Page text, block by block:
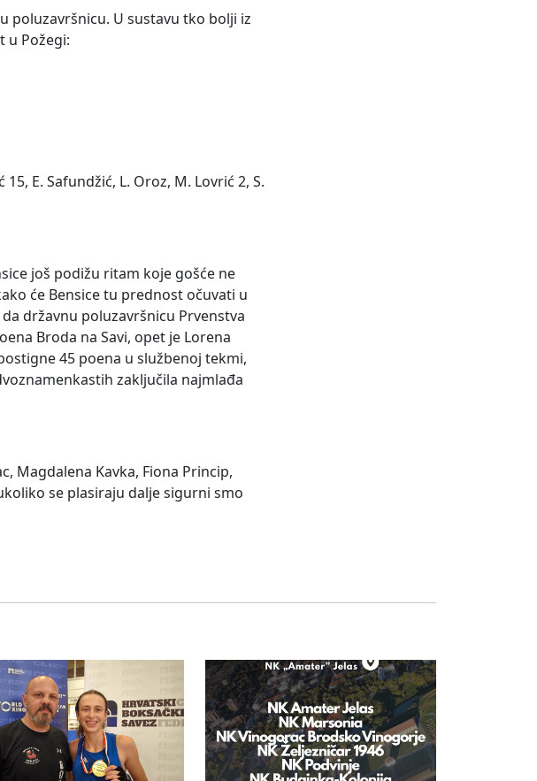
poluzavršnicu. U sustavu tko bolji iz
u Požegi:
E. Safundžić, L. Oroz, M. Lovrić 2, S.
još podižu ritam koje gošće ne
će Bensice tu prednost očuvati u
državnu poluzavršnicu Prvenstva
Broda na Savi, opet je Lorena
45 poena u službenoj tekmi,
zaključila najmlađa
Magdalena Kavka, Fiona Princip,
se plasiraju dalje sigurni smo